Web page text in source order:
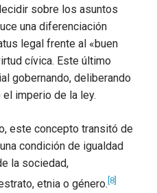
sobre los asuntos
una diferenciación
legal frente al «buen
cívica. Este último
gobernando, deliberando
imperio de la ley.
este concepto transitó de
condición de igualdad
la sociedad,
etnia o género. [8]